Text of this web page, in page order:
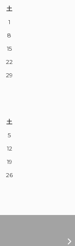
土
1
8
15
22
29
土
5
12
19
26